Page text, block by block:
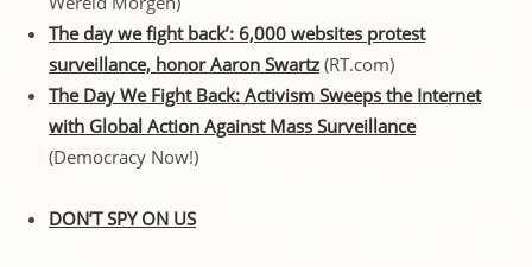
The day we fight back’: 6,000 websites protest
surveillance, honor Aaron Swartz (RT.com)
The Day We Fight Back: Activism Sweeps the Internet
with Global Action Against Mass Surveillance
(Democracy Now!)
DON’T SPY ON US